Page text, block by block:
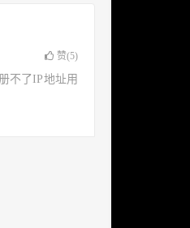
赞(5)
不了IP地址用